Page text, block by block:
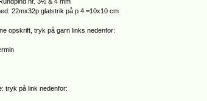
22mx32p glatstrik på p 4 =10x10 cm
opskrift, tryk på garn links nedenfor:
tryk på link nedenfor: